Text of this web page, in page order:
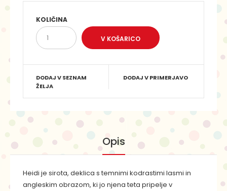
KOLIČINA
DODAJ V SEZNAM
ŽELJA
DODAJ V PRIMERJAVO
Opis
Heidi je sirota, deklica s temnimi kodrastimi lasmi in
angleskim obrazom, ki jo njena teta pripelje v